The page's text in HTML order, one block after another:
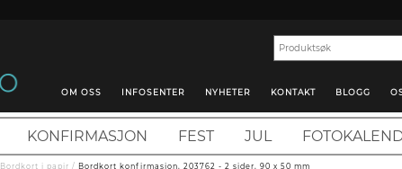
OM OSS INFOSENTER NYHETER KONTAKT BLOGG
KONFIRMASJON FEST JUL
Bordkort i papir / Bordkort konfirmasjon, 203762 - 2 sider, 90 x 50 mm